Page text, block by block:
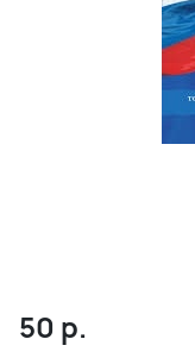
50 р.